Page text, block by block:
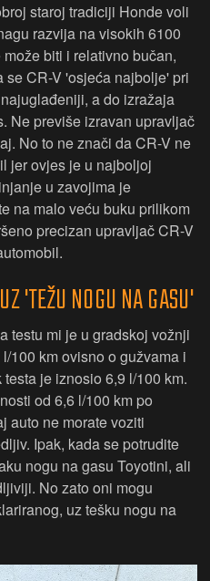
staroj tradiciji Honde voli
razvija na visokih 6100
biti i relativno bučan,
se CR-V 'osjeća najbolje' pri
a do izražaja
Ne previše izravan upravljač
No to ne znači da CR-V ne
jer ovjes je u najboljoj
u zavojima je
na malo veću buku prilikom
precizan upravljač CR-V
'TEŽU NOGU NA GASU'
testu mi je u gradskoj vožnji
100 km ovisno o gužvama i
je iznosio 6,9 l/100 km.
od 6,6 l/100 km po
auto ne morate voziti
Ipak, kada se potrudite
nogu na gasu Toyotini, ali
No zato oni mogu
uz tešku nogu na